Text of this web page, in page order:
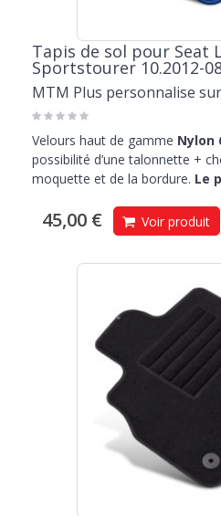
Tapis de sol pour Seat
Sportstourer 10.2012-
MTM Plus personnalise
Velours haut de gamme Nylon
possibilité d’une talonnette +
moquette et de la bordure. Le
45,00 € Voir produit